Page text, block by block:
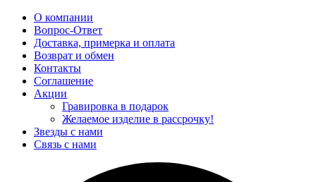
О компании
Вопрос-Ответ
Доставка, примерка и оплата
Возврат и обмен
Контакты
Соглашение
Акции
Гравировка в подарок
Желаемое изделие в рассрочку!
Звезды с нами
Связь с нами